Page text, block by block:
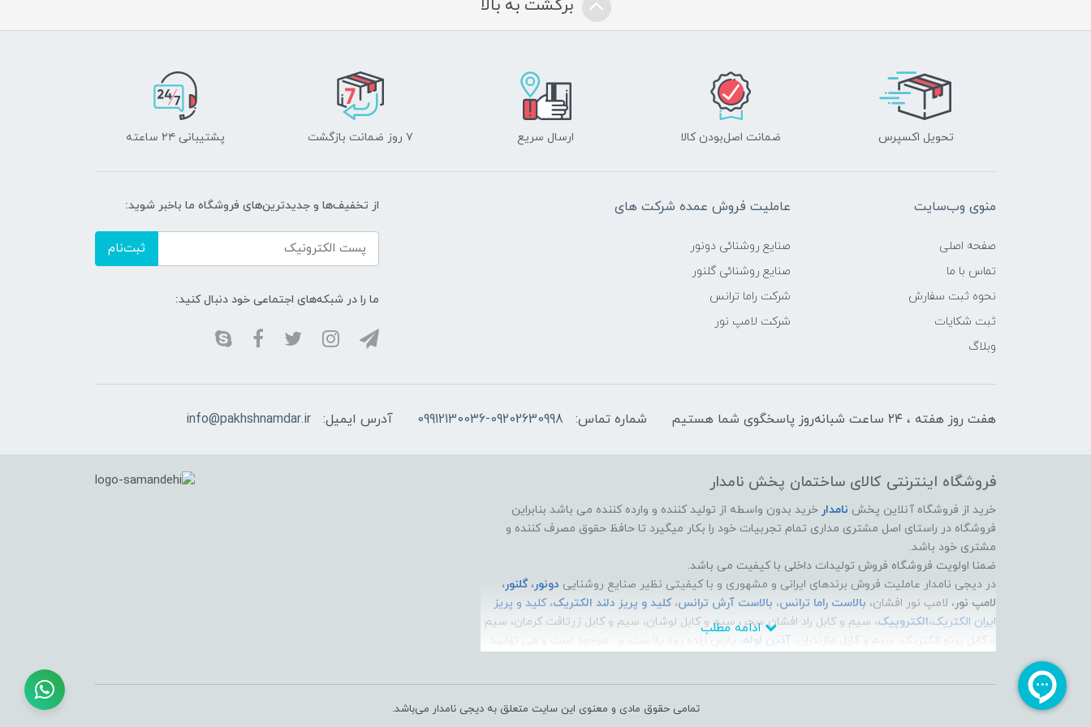
برگشت به بالا
تحویل اکسپرس ضمانت اصل‌بودن کالا ارسال سریع ۷ روز ضمانت بازگشت پشتیبانی ۲۴ ساعته
منوی وب‌سایت
صفحه اصلی
تماس با ما
نحوه ثبت سفارش
ثبت شکایات
وبلاگ
عاملیت فروش عمده شرکت های
صنایع روشنائی دونور
صنایع روشنائی گلنور
شرکت راما ترانس
شرکت لامپ نور
از تخفیف‌ها و جدیدترین‌های فروشگاه ما باخبر شوید:
ثبت‌نام
ما را در شبکه‌های اجتماعی خود دنبال کنید:
هفت روز هفته ، ۲۴ ساعت شبانه‌روز پاسخگوی شما هستیم شماره تماس: 09912130036-09202630998 آدرس ایمیل: info@pakhshnamdar.ir
فروشگاه اینترنتی کالای ساختمان پخش نامدار
خرید از فروشگاه آنلاین پخش نامدار خرید بدون واسطه از تولید کننده و وارده کننده می باشد بنابراین
فروشگاه در راستای اصل مشتری مداری تمام تجربیات خود را بکار میگیرد تا حافظ حقوق مصرف کننده و
مشتری خود باشد.
ضمنا اولویت فروشگاه فروش تولیدات داخلی با کیفیت می باشد.
در دیجی نامدار عاملیت فروش برندهای ایرانی و مشهوری و با کیفیتی نظیر صنایع روشنایی دونور، گلنور،
لامپ نور، لامپ نور افشان، بالاست راما ترانس، بالاست آرش ترانس،کلید و پریز دلند الکتریک،کلید و پریز
ایران الکتریک،الکتروپیک، سیم و کابل راد افشان سحر، سیم و کابل لوشان، سیم و کابل زرتافت کرمان، سیم
و کابل پرتو الکتریک، سیم و کابل مازندران، آذین لوله ، پارس زنده رود پلاست، و... موجود است و می توانید
رفع نمایید و با بهترین برندهای الکتریکی و لوله و اتصالات آشنا شوید. همچنین شما می توانید برای رفع
ادامه مطلب
تمامی حقوق مادی و معنوی این سایت متعلق به دیجی نامدار می‌باشد.